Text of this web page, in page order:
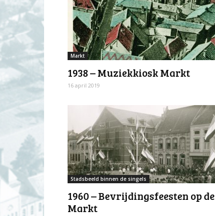
Markt
1938 – Muziekkiosk Markt
16 april 2019
Stadsbeeld binnen de singels
1960 – Bevrijdingsfeesten op de
Markt